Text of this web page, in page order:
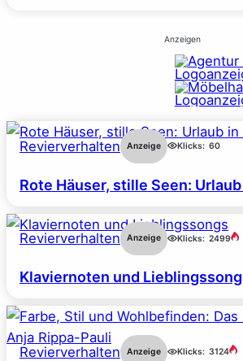
Anzeigen
Revierverhalten Anzeige Klicks: 60
Rote Häuser, stille Seen:
Revierverhalten Anzeige Klicks: 2499
Klaviernoten und
Revierverhalten Anzeige Klicks: 3124